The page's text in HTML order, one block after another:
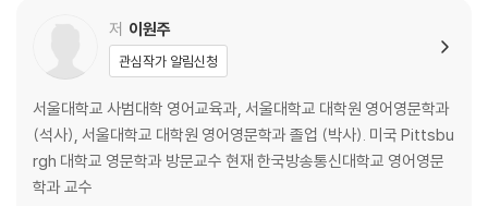
B. From Volpone
Part Ⅱ 현대 영미희곡
저 이원주
관심작가 알림신청
서울대학교 사범대학 영어교육과, 서울대학교 대학원 영어영문학과
(석사), 서울대학교 대학원 영어영문학과 졸업 (박사). 미국 Pittsbu
rgh 대학교 영문학과 방문교수 현재 한국방송통신대학교 영어영문
학과 교수